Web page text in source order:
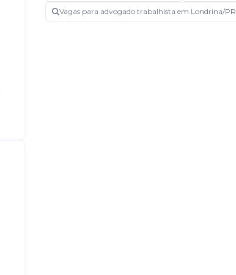
Vagas para advogado trabalhista em Londrina/PR